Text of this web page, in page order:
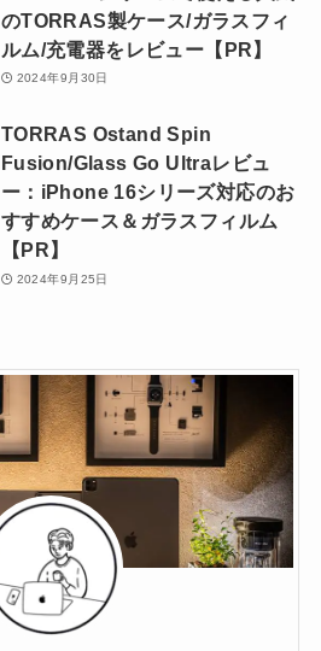
のTORRAS製ケース/ガラスフィ
ルム/充電器をレビュー【PR】
2024年9月30日
TORRAS Ostand Spin
Fusion/Glass Go Ultraレビュ
ー：iPhone 16シリーズ対応のお
すすめケース＆ガラスフィルム
【PR】
2024年9月25日